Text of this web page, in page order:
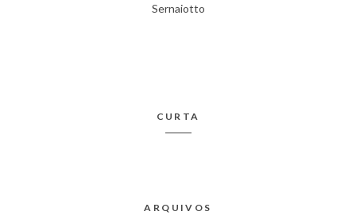
Sernaiotto
CURTA
ARQUIVOS